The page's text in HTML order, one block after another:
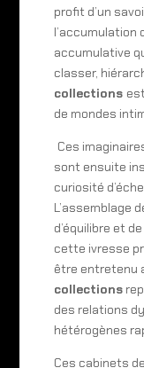
profit d’un
l’accumulation
accumulative
classer,
collections
de mondes
Ces
sont ensuite
curiosité
L’assemblage
d’équilibre et
cette ivresse
être entretenu
collections
des relations
hétérogènes
Ces cabinets